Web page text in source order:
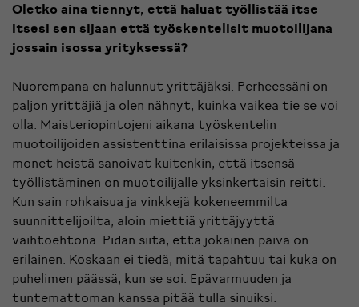
Oletko aina tiennyt, että haluat työllistää itse
itsesi sen sijaan että työskentelisit muotoilijana
jossain isossa yrityksessä?
Nuorempana en halunnut yrittäjäksi. Perheessäni on
paljon yrittäjiä ja olen nähnyt, kuinka vaikea tie se voi
olla. Maisteriopintojeni aikana työskentelin
muotoilijoiden assistenttina erilaisissa projekteissa ja
monet heistä sanoivat kuitenkin, että itsensä
työllistäminen on muotoilijalle yksinkertaisin reitti.
Kun sain rohkaisua ja vinkkejä kokeneemmilta
suunnittelijoilta, aloin miettiä yrittäjyyttä
vaihtoehtona. Pidän siitä, että jokainen päivä on
erilainen. Koskaan ei tiedä, mitä tapahtuu tai kuka on
puhelimen päässä, kun se soi. Epävarmuuden ja
tuntemattoman kanssa pitää tulla sinuiksi.